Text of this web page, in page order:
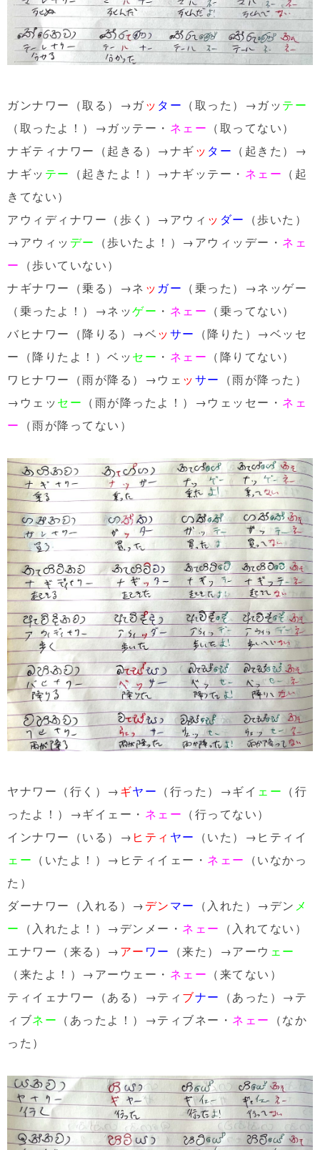
ガンナワー（取る）→ガッ ター （取った）→ガッテー
（取ったよ！）→ガッテー・ ネェー （取ってない）
ナギティナワー（起きる）→ナギッ ター （起きた）→
ナギッ テー （起きたよ！）→ナギッテー・ ネェー （起
きてない）
アウィディナワー（歩く）→アウィ ッ ダー （歩いた）
→アウィッ デー （歩いたよ！）→アウィッデー・ ネェ
ー （歩いていない）
ナギナワー（乗る）→ネ ッ ガー （乗った）→ネッゲー
（乗ったよ！）→ネッゲー ・ ネェー （乗ってない）
バヒナワー（降りる）→ベッサー （降りた）→ベッセ
ー（降りたよ！）ベッセー ・ ネェー （降りてない）
ワヒナワー（雨が降る）→ウェ ッサー （雨が降った）
→ウェッセー （雨が降ったよ！）→ウェッセー・ ネェ
ー （雨が降ってない）
ヤナワー（行く）→ギヤー （行った）→ギイ ェー （行
ったよ！）→ギイェー・ ネェー （行ってない）
インナワー（いる）→ ヒティ ヤー （いた）→ヒティイ
ェー （いたよ！）→ヒティイェー・ ネェー （いなかっ
た）
ダーナワー（入れる）→デンマー （入れた）→デン メ
ー （入れたよ！）→デンメー・ ネェー （入れてない）
エナワー（来る）→アー ワー （来た）→アーウ ェー
（来たよ！）→アーウェー・ ネェー （来てない）
ティイェナワー（ある）→ティ ブナー （あった）→テ
ィブネー （あったよ！）→ティブネー・ ネェー （なか
った）